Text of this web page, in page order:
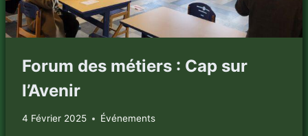
Forum des métiers : Cap sur
l’Avenir
4 Février 2025 Événements